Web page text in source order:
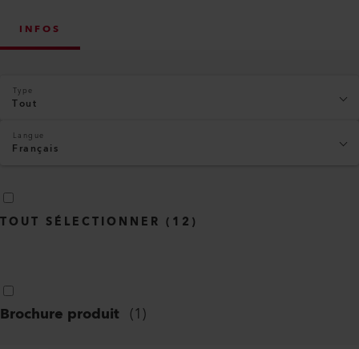
INFOS
Type
Tout
Langue
Français
TOUT SÉLECTIONNER ( 12 )
Brochure produit (1)